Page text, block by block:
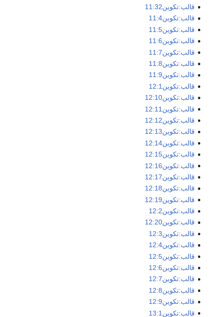
قالب:تكوين11:32
قالب:تكوين11:4
قالب:تكوين11:5
قالب:تكوين11:6
قالب:تكوين11:7
قالب:تكوين11:8
قالب:تكوين11:9
قالب:تكوين12:1
قالب:تكوين12:10
قالب:تكوين12:11
قالب:تكوين12:12
قالب:تكوين12:13
قالب:تكوين12:14
قالب:تكوين12:15
قالب:تكوين12:16
قالب:تكوين12:17
قالب:تكوين12:18
قالب:تكوين12:19
قالب:تكوين12:2
قالب:تكوين12:20
قالب:تكوين12:3
قالب:تكوين12:4
قالب:تكوين12:5
قالب:تكوين12:6
قالب:تكوين12:7
قالب:تكوين12:8
قالب:تكوين12:9
قالب:تكوين13:1